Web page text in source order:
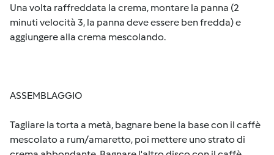
Una volta raffreddata la crema, montare la panna (2
minuti velocità 3, la panna deve essere ben fredda) e
aggiungere alla crema mescolando.
ASSEMBLAGGIO
Tagliare la torta a metà, bagnare bene la base con il caffè
mescolato a rum/amaretto, poi mettere uno strato di